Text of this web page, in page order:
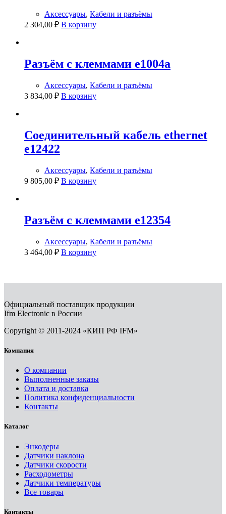
Аксессуары, Кабели и разъёмы
2 304,00 ₽ В корзину
Разъём с клеммами e1004a
Аксессуары, Кабели и разъёмы
3 834,00 ₽ В корзину
Соединительный кабель ethernet
e12422
Аксессуары, Кабели и разъёмы
9 805,00 ₽ В корзину
Разъём с клеммами e12354
Аксессуары, Кабели и разъёмы
3 464,00 ₽ В корзину
Официальный поставщик продукции
Ifm Electronic в России
Copyright © 2011-2024 «КИП РФ IFM»
Компания
О компании
Выполненные заказы
Оплата и доставка
Политика конфиденциальности
Контакты
Каталог
Энкодеры
Датчики наклона
Датчики скорости
Расходометры
Датчики температуры
Все товары
Контакты